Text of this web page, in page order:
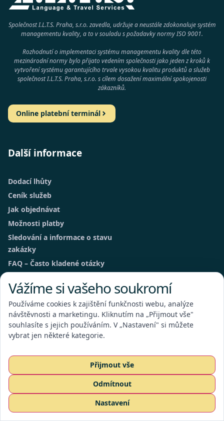
Společnost I.L.T.S. Praha, s.r.o. zavedla, udržuje a neustále zdokonaluje systém
managementu kvality, a to v souladu s požadavky normyISO 9001.
Rozhodnutí o implementaci systému managementu kvality dle této
mezinárodní normy bylo přijato vedením společnosti jako jeden z kroků k
vytvoření systému garantujícího trvale vysokou kvalitu produktů a služeb
společnostI.L.T.S. Praha, s.r.o. s cílem dosažení maximální spokojenosti
zákazníků.
Online platební terminál
Další informace
Dodací lhůty
Ceník služeb
Jak objednávat
Možnosti platby
Sledování a informace o stavu
zakázky
FAQ – Často kladené otázky
Právní informace
GDPR
Kontakt
Detailní poptávka
Kontakt
I.L.T.S. Praha, s.r.o.
Poptat službu
Vážíme si vašeho soukromí
Používáme cookies k zajištění funkčnosti webu, analýze
návštěvnosti a marketingu. Kliknutím na „Přijmout vše"
souhlasíte s jejich používáním. V „Nastavení" si můžete
vybrat jen některé kategorie.
Přijmout vše
Odmítnout
Nastavení